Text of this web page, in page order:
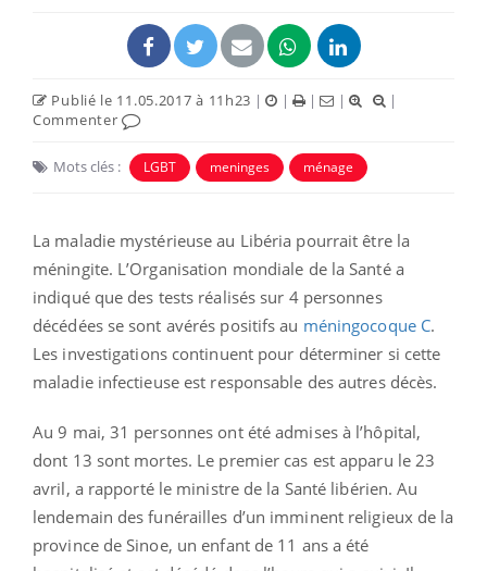
Publié le 11.05.2017 à 11h23 | | | |
|
Commenter
Mots clés : LGBT meninges ménage
La maladie mystérieuse au Libéria pourrait être la
méningite. L’Organisation mondiale de la Santé a
indiqué que des tests réalisés sur 4 personnes
décédées se sont avérés positifs au méningocoque C.
Les investigations continuent pour déterminer si cette
maladie infectieuse est responsable des autres décès.
Au 9 mai, 31 personnes ont été admises à l’hôpital,
dont 13 sont mortes. Le premier cas est apparu le 23
avril, a rapporté le ministre de la Santé libérien. Au
lendemain des funérailles d’un imminent religieux de la
province de Sinoe, un enfant de 11 ans a été